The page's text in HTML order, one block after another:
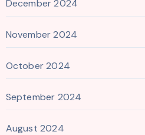
December 2024
November 2024
October 2024
September 2024
August 2024